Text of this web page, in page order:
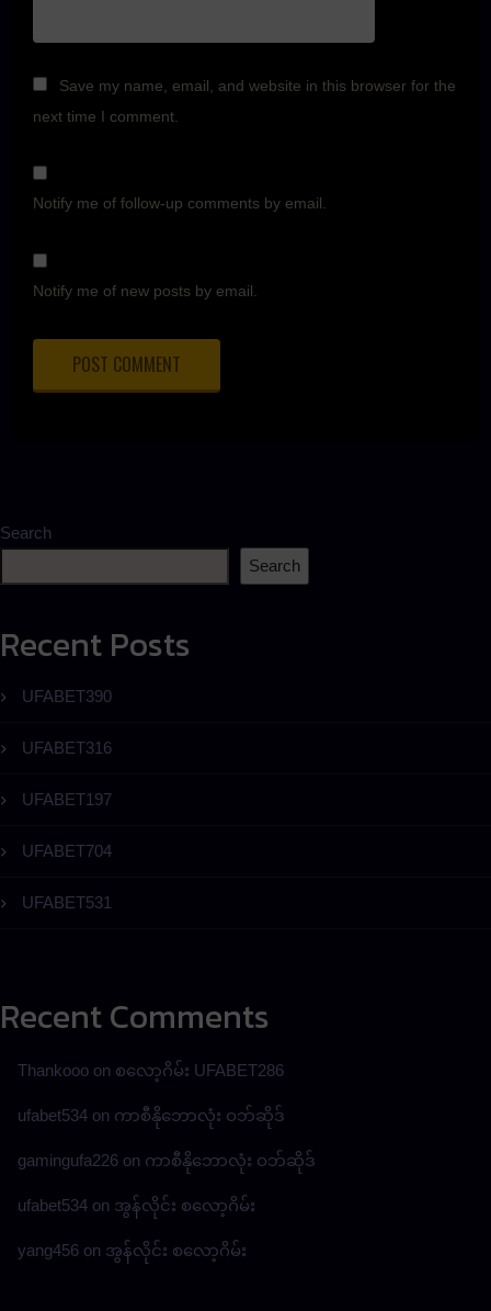
Save my name, email, and website in this browser for the
next time I comment.
Notify me of follow-up comments by email.
Notify me of new posts by email.
Search
Search
Recent Posts
UFABET390
UFABET316
UFABET197
UFABET704
UFABET531
Recent Comments
Thankooo on စလော့ဂိမ်း UFABET286
ufabet534 on ကာစီနိုဘောလုံး ဝဘ်ဆိုဒ်
gamingufa226 on ကာစီနိုဘောလုံး ဝဘ်ဆိုဒ်
ufabet534 on အွန်လိုင်း စလော့ဂိမ်း
yang456 on အွန်လိုင်း စလော့ဂိမ်း